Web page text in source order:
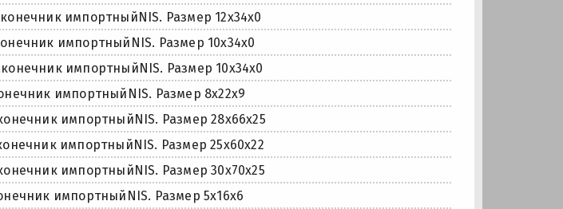
импортныйNIS. Размер 12x34x0
импортныйNIS. Размер 10x34x0
импортныйNIS. Размер 10x34x0
импортныйNIS. Размер 8x22x9
импортныйNIS. Размер 28x66x25
импортныйNIS. Размер 25x60x22
импортныйNIS. Размер 30x70x25
импортныйNIS. Размер 5x16x6